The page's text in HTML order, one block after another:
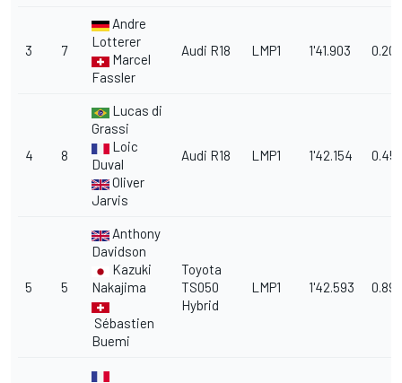
3 7
Andre
Lotterer
Marcel
Fassler
Audi R18 LMP1 1'41.903 0.200
4 8
Lucas di
Grassi
Loic
Duval
Oliver
Jarvis
Audi R18 LMP1 1'42.154 0.451
5 5
Anthony
Davidson
Kazuki
Nakajima
Sébastien
Buemi
Toyota
TS050
Hybrid
LMP1 1'42.593 0.890